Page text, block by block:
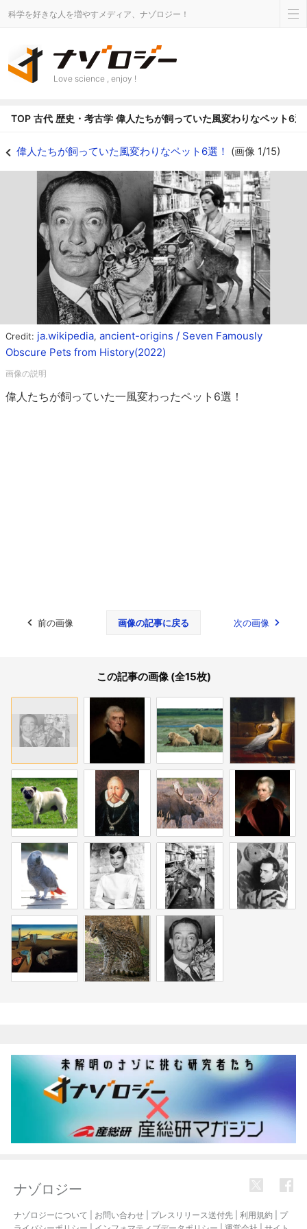
科学を好きな人を増やすメディア、ナゾロジー！
Love science , enjoy !
TOP 古代 歴史・考古学 偉人たちが飼っていた風変わりなペット6選
偉人たちが飼っていた風変わりなペット6選！ (画像 1/15)
Credit: ja.wikipedia, ancient-origins / Seven Famously
Obscure Pets from History(2022)
偉人たちが飼っていた一風変わったペット6選！
前の画像 画像の記事に戻る 次の画像
この記事の画像 (全15枚)
ナゾロジー
ナゾロジーについて お問い合わせ プレスリリース送付先 利用規約
プ